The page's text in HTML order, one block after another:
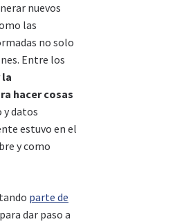
nuevos
las
no solo
Entre los
hacer cosas
y datos
estuvo en el
y como
parte de
dar paso a